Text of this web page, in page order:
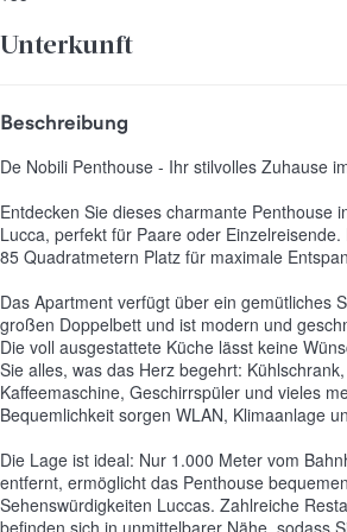
Unterkunft
Beschreibung
De Nobili Penthouse - Ihr stilvolles Zuhause
Entdecken Sie dieses charmante Penthouse
Lucca, perfekt für Paare oder
85 Quadratmetern Platz für maximale
Das Apartment verfügt über ein gemütliches
großen Doppelbett und ist modern und
Die voll ausgestattete Küche lässt keine
Sie alles, was das Herz begehrt:
Kaffeemaschine, Geschirrspüler und vieles
Bequemlichkeit sorgen WLAN, Klimaanlage
Die Lage ist ideal: Nur 1.000 Meter vom
entfernt, ermöglicht das Penthouse
Sehenswürdigkeiten Luccas. Zahlreiche